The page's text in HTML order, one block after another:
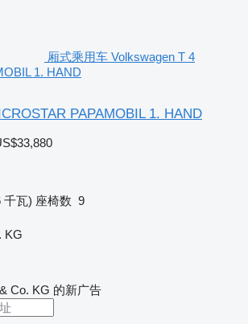
厢式乘用车 Volkswagen T 4
1. HAND
PAPAMOBIL 1. HAND
千瓦) 座椅数 9
KG
Co. KG 的新广告